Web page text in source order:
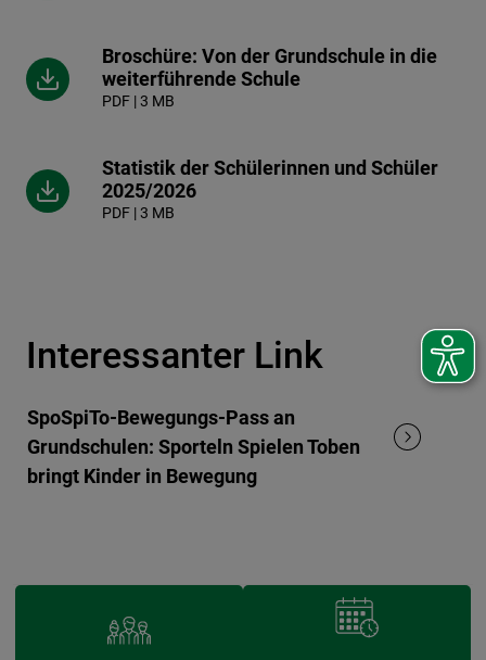
Broschüre: Von der Grundschule in die
weiterführende Schule
PDF | 3 MB
Statistik der Schülerinnen und Schüler
2025/2026
PDF | 3 MB
Interessanter Link
SpoSpiTo-Bewegungs-Pass an
Grundschulen: Sporteln Spielen Toben
bringt Kinder in Bewegung